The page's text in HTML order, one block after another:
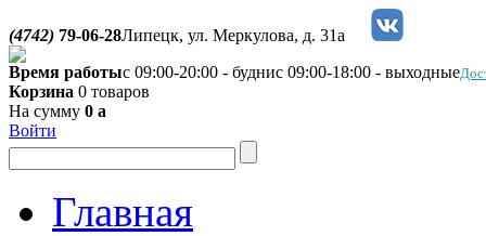
(4742) 79-06-28Липецк, ул. Меркулова, д. 31а
Время работыс 09:00-20:00 - буднис 09:00-18:00 - выходные
Корзина 0 товаров
На сумму 0 a
Войти
Главная